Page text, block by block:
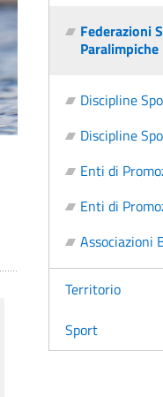
Federazioni
Paralimpiche
Discipline
Discipline
Enti di
Enti di
Associazioni
Territorio
Sport